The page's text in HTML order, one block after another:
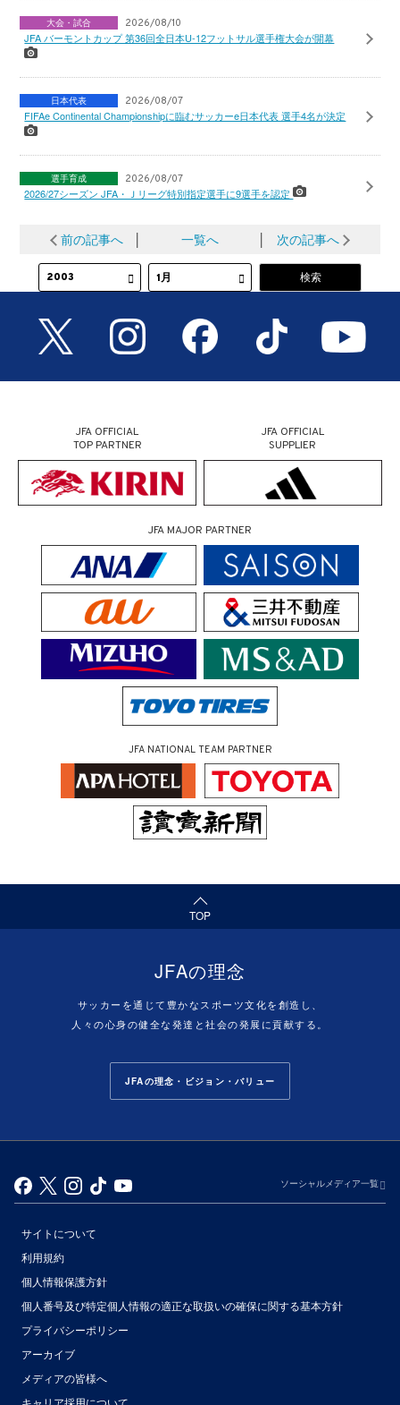
大会・試合 2026/08/10
JFA バーモントカップ 第36回全日本U-12フットサル選手権大会が開幕
日本代表 2026/08/07
FIFAe Continental Championshipに臨むサッカーe日本代表 選手4名が決定
選手育成 2026/08/07
2026/27シーズン JFA・Ｊリーグ特別指定選手に9選手を認定
前の記事へ 一覧へ 次の記事へ
JFA OFFICIAL
TOP PARTNER
JFA OFFICIAL
SUPPLIER
JFA MAJOR PARTNER
JFA NATIONAL TEAM PARTNER
TOP
（ページの先頭へ）
JFAの理念
サッカーを通じて豊かなスポーツ文化を創造し、
人々の心身の健全な発達と社会の発展に貢献する。
JFAの理念・ビジョン・バリュー
ソーシャルメディア一覧
サイトについて
利用規約
個人情報保護方針
個人番号及び特定個人情報の適正な取扱いの確保に関する基本方針
プライバシーポリシー
アーカイブ
メディアの皆様へ
キャリア採用について